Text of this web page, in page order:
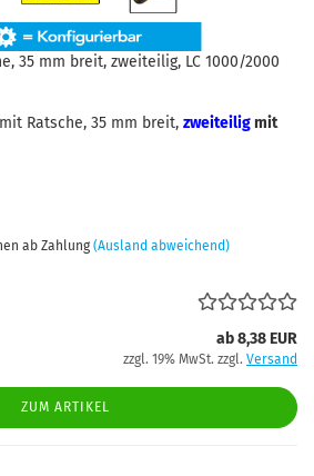
35 mm breit, zweiteilig, LC 1000/2000
Ratsche, 35 mm breit, zweiteiligmit
ab Zahlung (Ausland abweichend)
ab 8,38 EUR
zzgl. 19% MwSt. zzgl. Versand
ZUM ARTIKEL